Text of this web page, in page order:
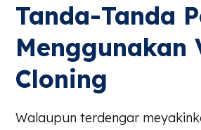
Tanda-Tanda
Menggunakan
Cloning
Walaupun terdengar